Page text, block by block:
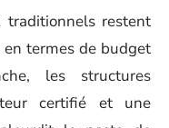
restent
termes de budget
les structures
certifié et une